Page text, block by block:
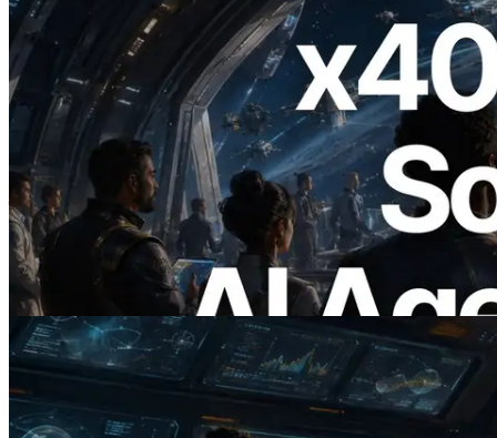
2026.07.04
ERPC เปิดตัว Solana RPC ที่รองรับ x402
— ยุคที่ AI Agent จ่ายเงินให้ API ที่ต้องใช้
แบบ On Demand
อ่านบทความนี้